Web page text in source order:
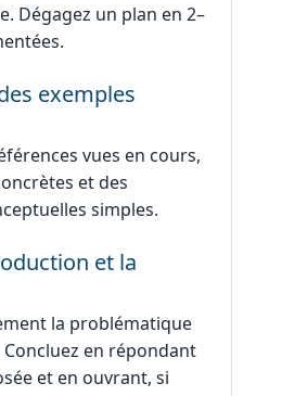
Dégagez un plan en 2–
exemples
vues en cours,
et des
simples.
et la
la problématique
en répondant
et en ouvrant, si